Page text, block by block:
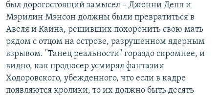
был дорогостоящий замысел – Джонни Депп и
Мэрилин Мэнсон должны были превратиться в
Авеля и Каина, решивших похоронить свою мать
рядом с отцом на острове, разрушенном ядерным
взрывом. "Танец реальности" гораздо скромнее, и
видно, как продюсер усмирял фантазии
Ходоровского, убежденного, что если в кадре
появляются кролики, то их должно быть десять